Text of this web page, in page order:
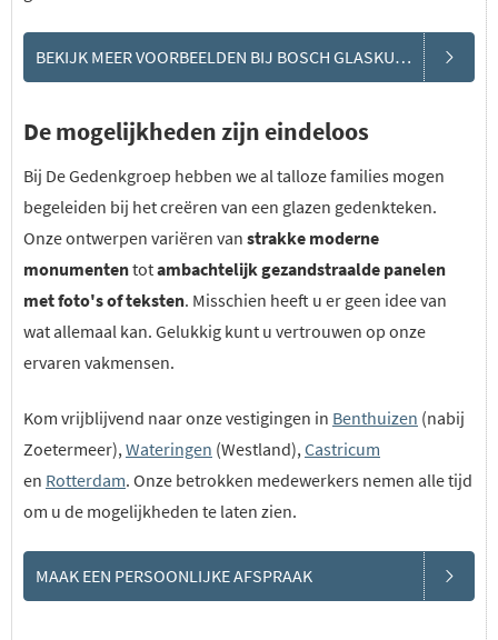
BEKIJK MEER VOORBEELDEN BIJ BOSCH GLASKUNST
De mogelijkheden zijn eindeloos
Bij De Gedenkgroep hebben we al talloze families mogen
begeleiden bij het creëren van een glazen gedenkteken.
Onze ontwerpen variëren van strakke moderne
monumententotambachtelijk gezandstraalde panelen
met foto's of teksten. Misschien heeft u er geen idee van
wat allemaal kan. Gelukkig kunt u vertrouwen op onze
ervaren vakmensen.
Kom vrijblijvend naar onze vestigingen in Benthuizen (nabij
Zoetermeer),Wateringen (Westland),Castricum
en Rotterdam. Onze betrokken medewerkers nemen alle tijd
om u de mogelijkheden te laten zien.
MAAK EEN PERSOONLIJKE AFSPRAAK